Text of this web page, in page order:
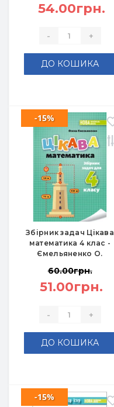
54.00грн.
- +
ДО КОШИКА
Збірник задач Цікава
математика 4 клас -
Ємельяненко О.
-15%
60.00грн.
51.00грн.
- +
ДО КОШИКА
-15%